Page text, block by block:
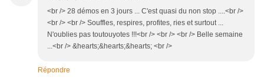
<br /> 28 démos en 3 jours ... C'est quasi du non stop ....<br />
<br /> <br /> Souffles, respires, profites, ries et surtout ...
N'oublies pas toutouyotes !!!<br /> <br /> <br /> Belle semaine
...<br /> &hearts;&hearts;&hearts; <br />
Répondre